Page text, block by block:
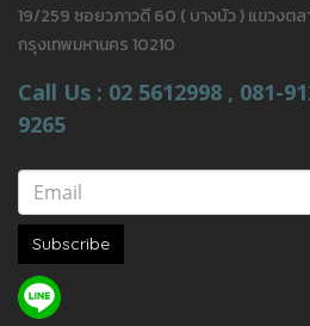
19/259 ซอยวภาวดี 60 ( บางบัว ) แขวงตล
กรุงเทพมหานคร 10210
Call Us : 02 5612998 , 081-
9265
Subscribe